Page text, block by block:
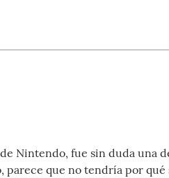
Nintendo, fue sin duda una
parece que no tendría por qué